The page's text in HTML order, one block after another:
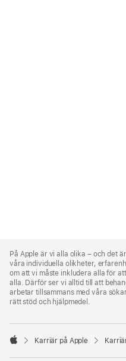
Footer
På Apple är vi alla olika – och det
våra individuella olikheter,
om att vi måste inkludera alla för
alla. Därför ser vi alltid till att
arbetar tillsammans med våra
rätt stöd och hjälpmedel.

Karriär på Apple